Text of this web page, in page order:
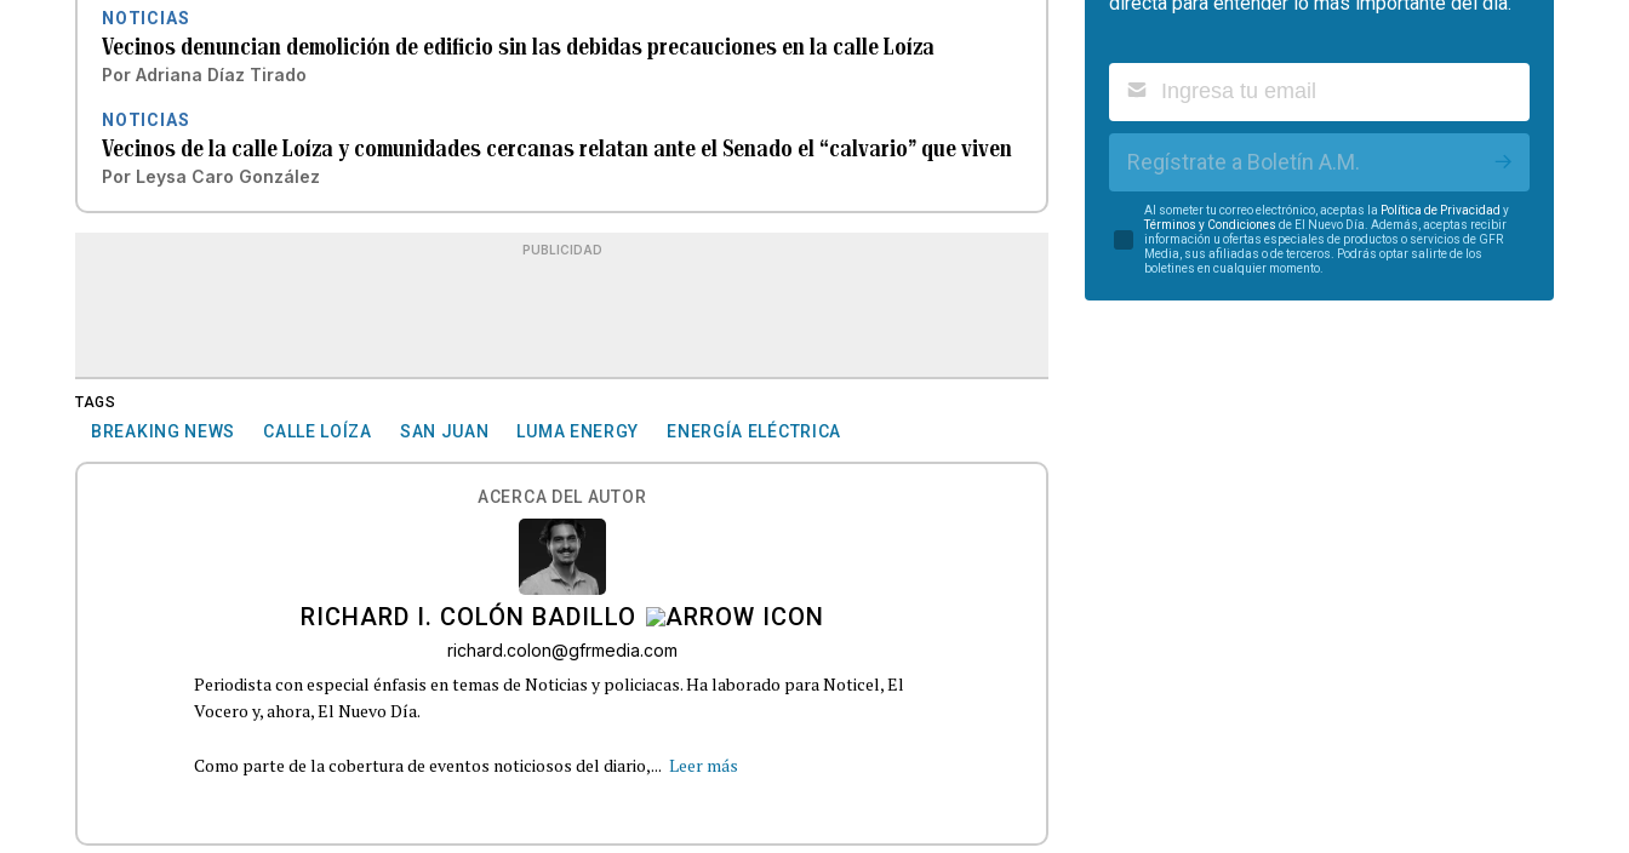
NOTICIAS
Vecinos denuncian demolición de edificio sin las debidas precauciones en la calle Loíza
Por Adriana Díaz Tirado
NOTICIAS
Vecinos de la calle Loíza y comunidades cercanas relatan ante el Senado el “calvario” que viven
Por Leysa Caro González
PUBLICIDAD
TAGS
BREAKING NEWS CALLE LOÍZA SAN JUAN LUMA ENERGY ENERGÍA ELÉCTRICA
ACERCA DEL AUTOR
RICHARD I. COLÓN BADILLO
richard.colon@gfrmedia.com
Periodista con especial énfasis en temas de Noticias y policiacas. Ha laborado para Noticel, El
Vocero y, ahora, El Nuevo Día.
Como parte de la cobertura de eventos noticiosos del diario,... Leer más
Regístrate a Boletín A.M.
Al someter tu correo electrónico, aceptas la Política de Privacidad y
Términos y Condiciones de El Nuevo Día. Además, aceptas recibir
información u ofertas especiales de productos o servicios de GFR
Media, sus afiliadas o de terceros. Podrás optar salirte de los
boletines en cualquier momento.